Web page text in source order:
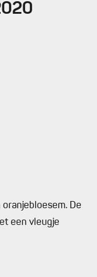
De
een vleugje